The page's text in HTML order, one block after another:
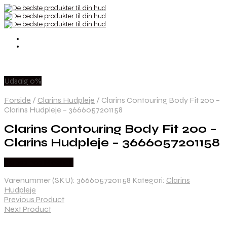
Udsalg 0%
Forside / Clarins Hudpleje / Clarins Contouring Body Fit 200 –
Clarins Hudpleje – 3666057201158
Clarins Contouring Body Fit 200 –
Clarins Hudpleje – 3666057201158
Varenummer (SKU): 3666057201158 Kategori: Clarins
Hudpleje
Previous Product
Next Product